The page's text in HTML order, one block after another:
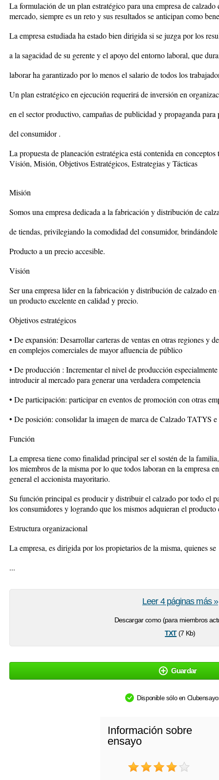
La formulación de un plan estratégico para una empresa de
mercado, siempre es un reto y sus resultados se anticipan como
La empresa estudiada ha estado bien dirigida si se juzga por los
a la sagacidad de su gerente y el apoyo del entorno laboral, que
laborar ha garantizado por lo menos el salario de todos los
Un plan estratégico en ejecución requerirá de inversión en
en el sector productivo, campañas de publicidad y propaganda para
del consumidor .
La propuesta de planeación estratégica está contenida en
Visión, Misión, Objetivos Estratégicos, Estrategias y Tácticas
Misión
Somos una empresa dedicada a la fabricación y distribución de
de tiendas, privilegiando la comodidad del consumidor,
Producto a un precio accesible.
Visión
Ser una empresa líder en la fabricación y distribución de calzado
un producto excelente en calidad y precio.
Objetivos estratégicos
• De expansión: Desarrollar carteras de ventas en otras regiones y
en complejos comerciales de mayor afluencia de público
• De producción : Incrementar el nivel de producción especialmente
introducir al mercado para generar una verdadera competencia
• De participación: participar en eventos de promoción con otras
• De posición: consolidar la imagen de marca de Calzado TATYS
Función
La empresa tiene como finalidad principal ser el sostén de la
los miembros de la misma por lo que todos laboran en la empresa
general el accionista mayoritario.
Su función principal es producir y distribuir el calzado por todo el
los consumidores y logrando que los mismos adquieran el producto
Estructura organizacional
La empresa, es dirigida por los propietarios de la misma, quienes se
...
Descargar como (para miembros
txt(7 Kb)
Leer 4 páginas más »
Guardar
Disponible sólo en
Información sobre
ensayo